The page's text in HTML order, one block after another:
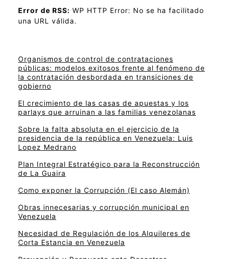
Error de RSS: WP HTTP Error: No se ha facilitado
una URL válida.
Organismos de control de contrataciones
públicas: modelos exitosos frente al fenómeno de
la contratación desbordada en transiciones de
gobierno
El crecimiento de las casas de apuestas y los
parlays que arruinan a las familias venezolanas
Sobre la falta absoluta en el ejercicio de la
presidencia de la república en Venezuela: Luis
Lopez Medrano
Plan Integral Estratégico para la Reconstrucción
de La Guaira
Como exponer la Corrupción (El caso Alemán)
Obras innecesarias y corrupción municipal en
Venezuela
Necesidad de Regulación de los Alquileres de
Corta Estancia en Venezuela